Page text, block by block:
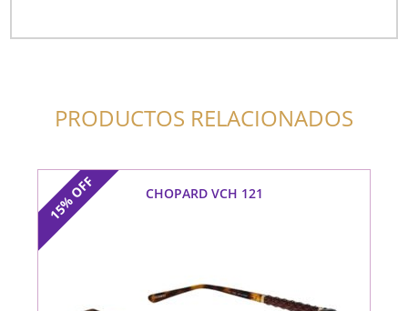
PRODUCTOS RELACIONADOS
15%
OFF CHOPARD VCH 121